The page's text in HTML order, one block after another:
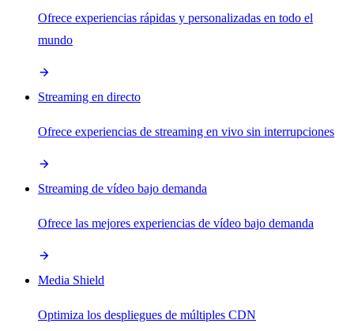
Ofrece experiencias rápidas y personalizadas en todo el
mundo
Streaming en directo
Ofrece experiencias de streaming en vivo sin interrupciones
Streaming de vídeo bajo demanda
Ofrece las mejores experiencias de vídeo bajo demanda
Media Shield
Optimiza los despliegues de múltiples CDN